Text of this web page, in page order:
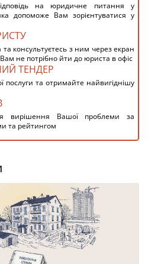
на юридичне питання у
допоможе Вам зорієнтуватися у
консультуєтесь з ним через екран
не потрібно йти до юриста в офіс
ТЕНДЕР
та отримайте найвигіднішу
вирішення Вашої проблеми за
та рейтингом